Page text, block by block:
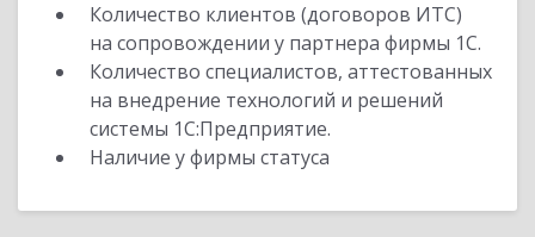
Количество клиентов (договоров ИТС)
на сопровождении у партнера фирмы 1С.
Количество специалистов, аттестованных
на внедрение технологий и решений
системы 1С:Предприятие.
Наличие у фирмы статуса